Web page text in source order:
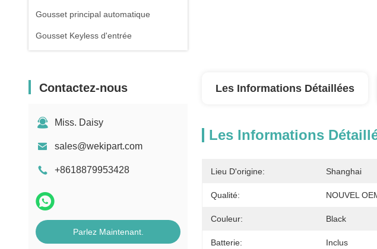
Gousset principal automatique
Gousset Keyless d'entrée
Contactez-nous
Miss. Daisy
sales@wekipart.com
+8618879953428
Parlez Maintenant.
Les Informations Détaillées
Les Informations
Lieu D'origine: Shanghai
Qualité: NOUVEL
Couleur: Black
Batterie: Inclus